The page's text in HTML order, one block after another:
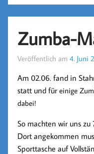
Zumba-
Veröffentlich am4. Juni
Am 02.06. fand in
statt und füreinige
dabei!
So machten wir uns zu
Dort angekommen
Sporttasche auf